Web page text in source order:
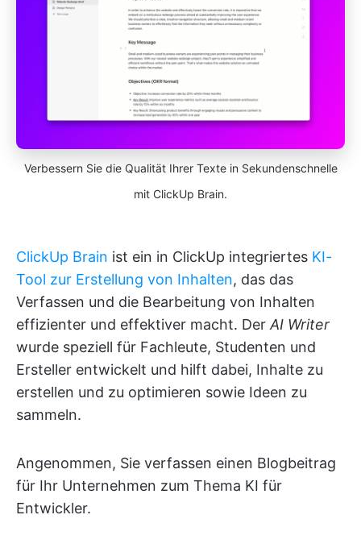
Verbessern Sie die Qualität Ihrer Texte in Sekundenschnelle
mit ClickUp Brain.
ClickUp Brain ist ein in ClickUp integriertes KI-
Tool zur Erstellung von Inhalten, das das
Verfassen und die Bearbeitung von Inhalten
effizienter und effektiver macht. DerAI Writer
wurde speziell für Fachleute, Studenten und
Ersteller entwickelt und hilft dabei, Inhalte zu
erstellen und zu optimieren sowie Ideen zu
sammeln.
Angenommen, Sie verfassen einen Blogbeitrag
für Ihr Unternehmen zum Thema KI für
Entwickler.